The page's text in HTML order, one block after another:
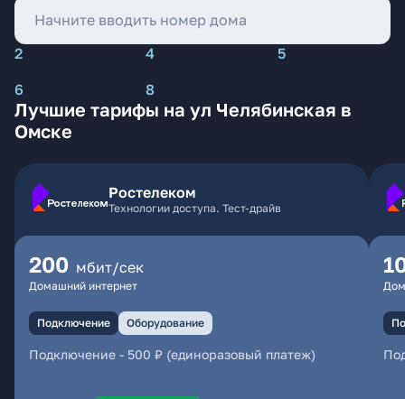
2 4
5
6
8
Лучшие тарифы на ул Челябинская в
Омске
Ростелеком
Технологии доступа. Тест-драйв
200 мбит/сек
Домашний интернет
Подключение Оборудование
Подключение - 500 ₽ (единоразовый платеж)